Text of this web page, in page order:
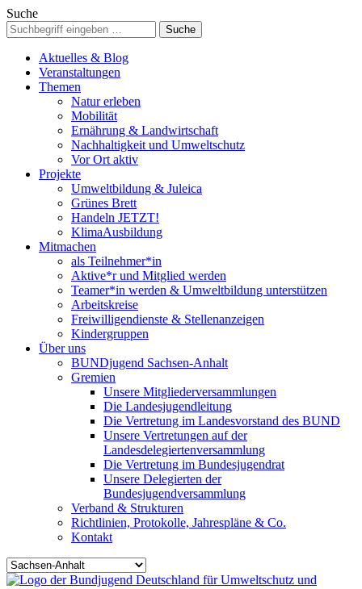
Suche
Aktuelles & Blog
Veranstaltungen
Themen
Natur erleben
Mobilität
Ernährung & Landwirtschaft
Nachhaltigkeit und Umweltschutz
Vor Ort aktiv
Projekte
Umweltbildung & Juleica
Grünes Brett
Handeln JETZT!
KlimaAusbildung
Mitmachen
als Teilnehmer*in
Aktive*r und Mitglied werden
Teamer*in werden & Umweltbildung unterstützen
Arbeitskreise
Freiwilligendienste & Stellenanzeigen
Kindergruppen
Über uns
BUNDjugend Sachsen-Anhalt
Gremien
Unsere Mitgliederversammlungen
Die Landesjugendleitung
Die Vertretung im Landesvorstand des BUND
Unsere Vertretungen auf der
Landesdelegiertenversammlung
Die Vertretung im Bundesjugendrat
Unsere Delegierten der
Bundesjugendversammlung
Verband & Strukturen
Richtlinien, Protokolle, Jahrespläne & Co.
Kontakt